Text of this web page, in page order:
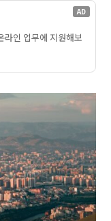
AD
라인 업무에 지원해보